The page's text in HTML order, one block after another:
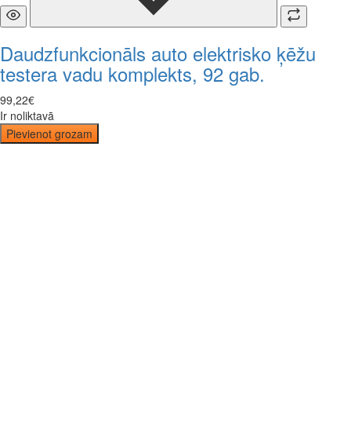
Daudzfunkcionāls auto elektrisko ķēžu
testera vadu komplekts, 92 gab.
99,22€
Ir noliktavā
Pievienot grozam